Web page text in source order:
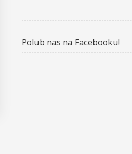
Polub nas na Facebooku!